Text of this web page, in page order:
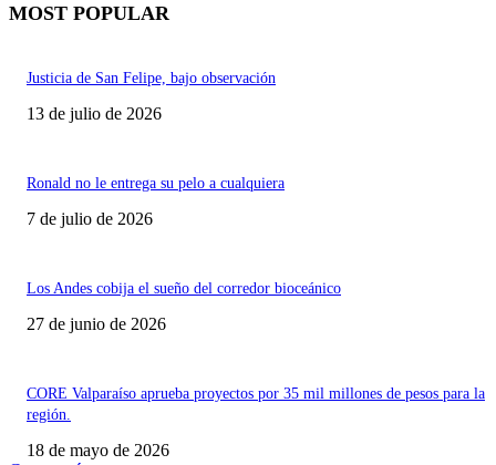
MOST POPULAR
Justicia de San Felipe, bajo observación
13 de julio de 2026
Ronald no le entrega su pelo a cualquiera
7 de julio de 2026
Los Andes cobija el sueño del corredor bioceánico
27 de junio de 2026
CORE Valparaíso aprueba proyectos por 35 mil millones de pesos para la
región.
18 de mayo de 2026